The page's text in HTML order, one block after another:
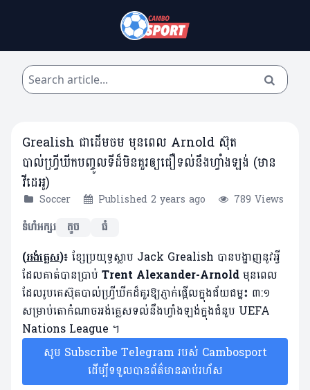
Grealish ជាដើមចម មុនពេល Arnold ស៊ុត
បាល់ហ្វ្រីឃីកបញ្ចូលទីដ៏មិនគួរឲ្យជឿទល់នឹងហ្វាំងឡង់ (មាន
វីដេអូ)
Soccer Published 2 years ago
789 Views
ទំហំអក្សរ
តូច ធំ
(អង់គ្លេស)៖ ខ្សែប្រយុទ្ធស្លាប Jack Grealish បានបង្ហាញនូវអ្វី
ដែលគាត់បានប្រាប់ Trent Alexander-Arnoldមុនពេល
ដែលរូបគេស៊ុតបាល់ហ្វ្រីឃីកដ៏គួរឱ្យភ្ញាក់ផ្អើលក្នុងជ័យជម្នះ ៣:១
សម្រាប់តោកំណាចអង់គ្លេសទល់នឹងហ្វាំងឡង់ក្នុងជំនួប UEFA
Nations League ។
សូម Subscribe Telegram របស់ Cambosport
ដើម្បីទទួលបានព័ត៌មានឆាប់រហ័ស